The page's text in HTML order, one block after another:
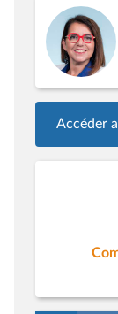
Accéder